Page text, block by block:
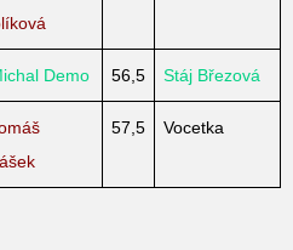
Demo 56,5 Stáj Březová
57,5 Vocetka